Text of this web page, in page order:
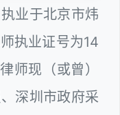
业于北京市炜
执业证号为14
师现（或曾）
深圳市政府采